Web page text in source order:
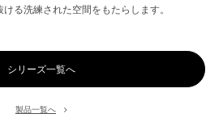
る洗練された空間をもたらします。
シリーズ一覧へ
製品一覧へ